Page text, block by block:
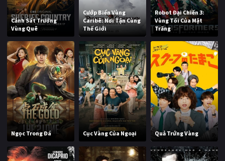
Cảnh Sát Trưởng
Vùng Quê
Cướp Biển Vùng
Caribê: Nơi Tận Cùng
Thế Giới
Robot Đại Chiến 3:
Vùng Tối Của Mặt
Trăng
Ngọc Trong Đá Cục Vàng Của Ngoại Quả Trứng Vàng